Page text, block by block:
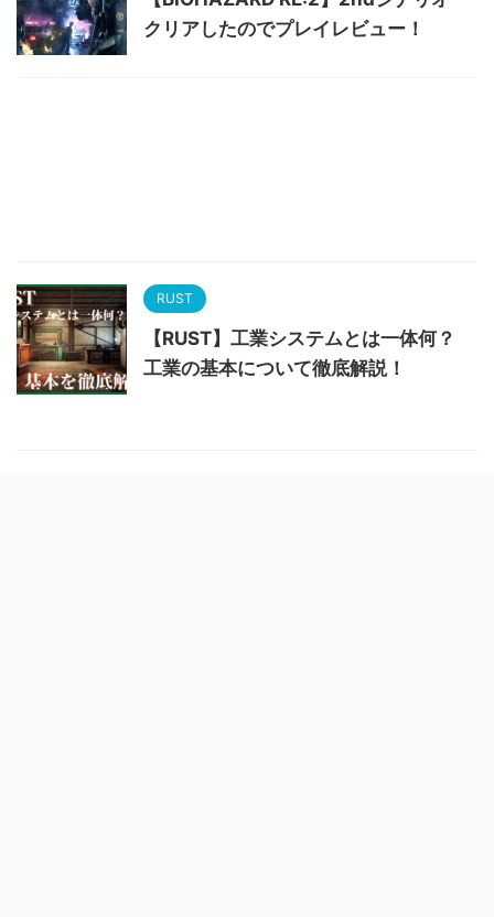
クリアしたのでプレイレビュー！
RUST
【RUST】工業システムとは一体何？
工業の基本について徹底解説！